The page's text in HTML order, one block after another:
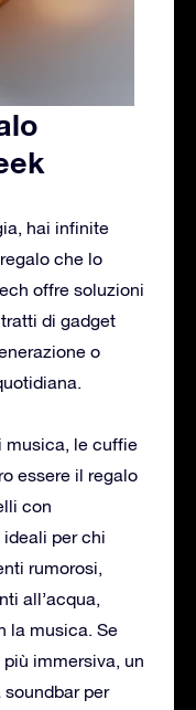
hai infinite
che lo
offre soluzioni
di gadget
o
musica, le cuffie
essere il regalo
con
per chi
rumorosi,
all’acqua,
la musica. Se
più immersiva, un
per